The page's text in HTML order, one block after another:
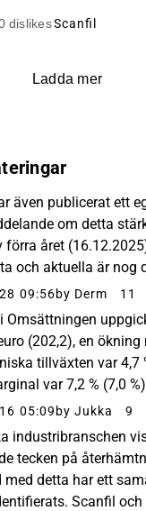
dislikesScanfil
Ladda mer
även publicerat ett
om detta
förra året
och aktuella är nog
av de nya projekten
kvartalet 2025.
vara i produktion...
09:56by Derm 11
Omsättningen
(202,2), en ökning
tillväxten var 4,7
var 7,2 % (7,0
var 18,6 (14,2)
med 30,8 % Resultat
euro Utdelning...
05:09 by Jukka 9
industribranschen
tecken på
med detta har ett
Scanfil och